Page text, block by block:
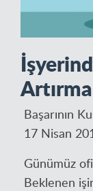
Başarının
17 Nisan
Günümüz
Beklenen